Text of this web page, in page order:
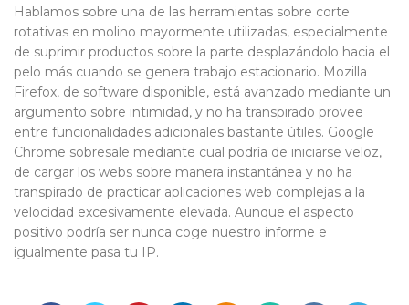
Hablamos sobre una de las herramientas sobre corte
rotativas en molino mayormente utilizadas, especialmente
de suprimir productos sobre la parte desplazándolo hacia el
pelo más cuando se genera trabajo estacionario. Mozilla
Firefox, de software disponible, está avanzado mediante un
argumento sobre intimidad, y no ha transpirado provee
entre funcionalidades adicionales bastante útiles. Google
Chrome sobresale mediante cual podrí­a de iniciarse veloz,
de cargar los webs sobre manera instantánea y no ha
transpirado de practicar aplicaciones web complejas a la
velocidad excesivamente elevada. Aunque el aspecto
positivo podrí­a ser nunca coge nuestro informe e
igualmente pasa tu IP.